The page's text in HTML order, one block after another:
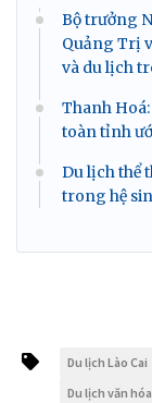
Bộ trưởng
Quảng Trị
và du lịch
Thanh
toàn tỉnh
Du lịch thể
trong hệ
Du lịch Lào Cai
Du lịch văn